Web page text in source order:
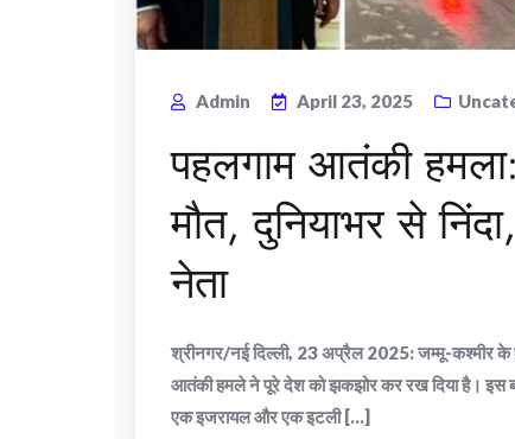
Admin April 23, 2025
पहलगाम आतंकी
मौत, दुनियाभर से
नेता
श्रीनगर/नई दिल्ली, 23 अप्रैल 2025: जम्मू-कश्मीर
आतंकी हमले ने पूरे देश को झकझोर कर रख दिया है। इस
एक इजरायल और एक इटली [...]